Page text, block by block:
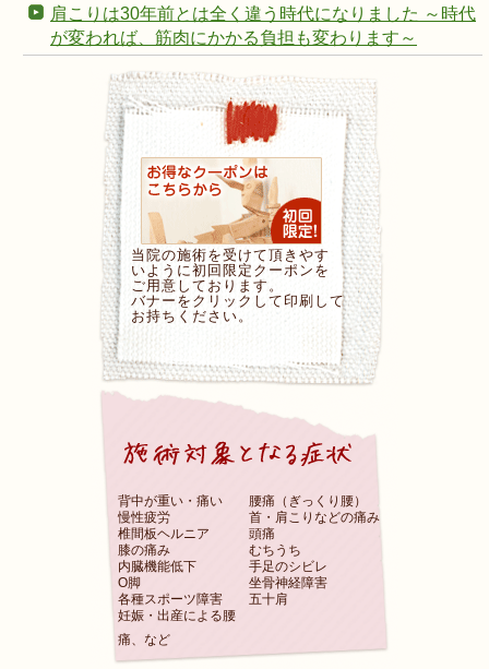
肩こりは30年前とは全く違う時代になりました ～時代
が変われば、筋肉にかかる負担も変わります～
当院の施術を受けて頂きやす
いように初回限定クーポンを
ご用意しております。
バナーをクリックして印刷して
お持ちください。
背中が重い・痛い
腰痛（ぎっくり腰）
慢性疲労
首・肩こりなどの痛み
椎間板ヘルニア
頭痛
膝の痛み
むちうち
内臓機能低下
手足のシビレ
O脚
坐骨神経障害
各種スポーツ障害
五十肩
妊娠・出産による腰
痛、など